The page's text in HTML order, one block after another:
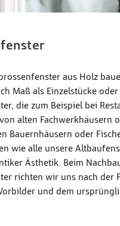
aus Holz
Maß als Einzelstücke
die zum Beispiel bei
alten Fachwerkhäusern
Bauernhäusern oder
wie alle unsere
Ästhetik. Beim
richten wir uns nach der
und dem